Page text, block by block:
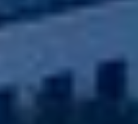
conocer los hábitos
publicidad
del usuario.